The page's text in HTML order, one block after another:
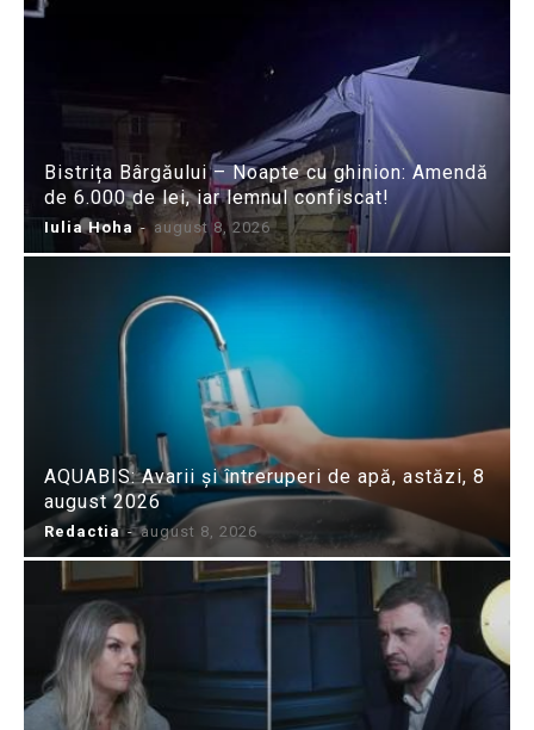
Bistrița Bârgăului – Noapte cu ghinion: Amendă
de 6.000 de lei, iar lemnul confiscat!
Iulia Hoha - august 8, 2026
AQUABIS: Avarii și întreruperi de apă, astăzi, 8
august 2026
Redactia - august 8, 2026